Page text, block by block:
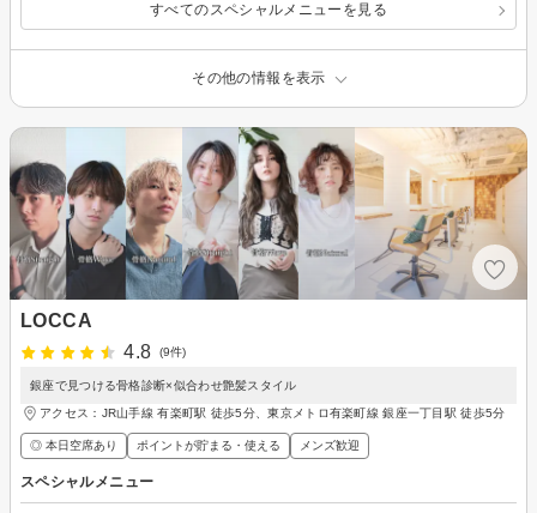
すべてのスペシャルメニューを見る
その他の情報を表示
LOCCA
4.8
(9件)
銀座で見つける骨格診断×似合わせ艶髪スタイル
アクセス：JR山手線 有楽町駅 徒歩5分、東京メトロ有楽町線 銀座一丁目駅 徒歩5分
◎ 本日空席あり ポイントが貯まる・使える メンズ歓迎
スペシャルメニュー